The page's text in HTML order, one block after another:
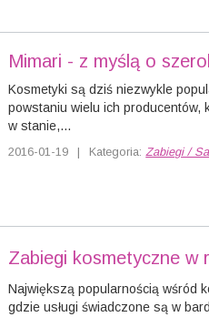
Mimari - z myślą o
Kosmetyki są dziś niezwykle
powstaniu wielu ich producentów,
w stanie,...
2016-01-19 | Kategoria:Zabiegi /
Zabiegi kosmetyczne w
Największą popularnością wśród
gdzie usługi świadczone są w